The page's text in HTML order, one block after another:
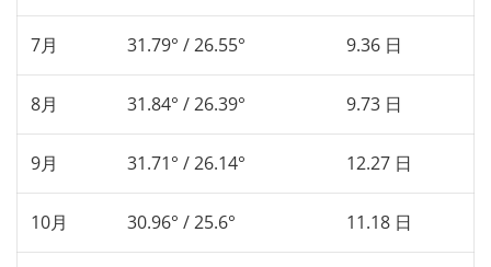
7月 31.79° / 26.55° 9.36 日
8月 31.84° / 26.39° 9.73 日
9月 31.71° / 26.14° 12.27 日
10月 30.96° / 25.6° 11.18 日